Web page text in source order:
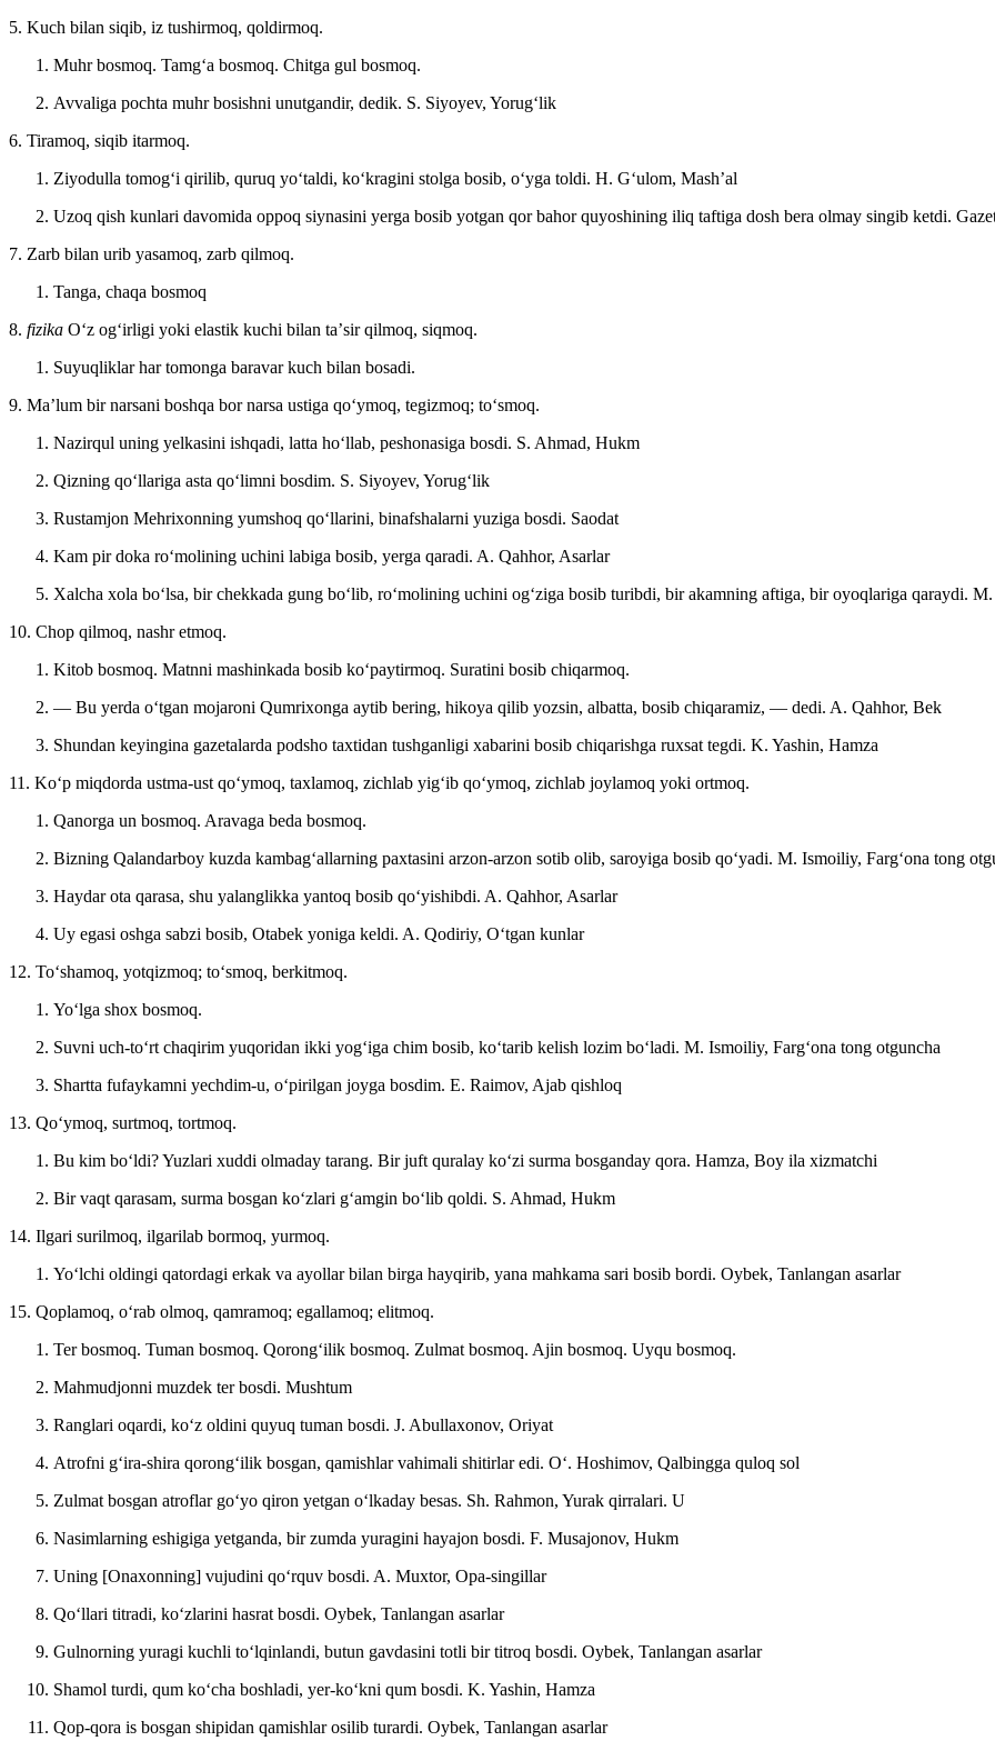
5. Kuch bilan siqib, iz tushirmoq, qoldirmoq.
Muhr bosmoq. Tamgʻa bosmoq. Chitga gul bosmoq.
Avvaliga pochta muhr bosishni unutgandir, dedik. S. Siyoyev, Yorugʻlik
6. Tiramoq, siqib itarmoq.
Ziyodulla tomogʻi qirilib, quruq yoʻtaldi, koʻkragini stolga bosib, oʻyga toldi. H. Gʻulom, Mashʼal
Uzoq qish kunlari davomida oppoq siynasini yerga bosib yotgan qor bahor quyoshining iliq taftiga dosh bera olmay singib ketdi.
7. Zarb bilan urib yasamoq, zarb qilmoq.
Tanga, chaqa bosmoq
8. fizika Oʻz ogʻirligi yoki elastik kuchi bilan taʼsir qilmoq, siqmoq.
Suyuqliklar har tomonga baravar kuch bilan bosadi.
9. Maʼlum bir narsani boshqa bor narsa ustiga qoʻymoq, tegizmoq; toʻsmoq.
Nazirqul uning yelkasini ishqadi, latta hoʻllab, peshonasiga bosdi. S. Ahmad, Hukm
Qizning qoʻllariga asta qoʻlimni bosdim. S. Siyoyev, Yorugʻlik
Rustamjon Mehrixonning yumshoq qoʻllarini, binafshalarni yuziga bosdi. Saodat
Kam pir doka roʻmolining uchini labiga bosib, yerga qaradi. A. Qahhor, Asarlar
Xalcha xola boʻlsa, bir chekkada gung boʻlib, roʻmolining uchini ogʻziga bosib turibdi, bir akamning aftiga, bir oyoqlariga qaraydi. M.
10. Chop qilmoq, nashr etmoq.
Kitob bosmoq. Matnni mashinkada bosib koʻpaytirmoq. Suratini bosib chiqarmoq.
— Bu yerda oʻtgan mojaroni Qumrixonga aytib bering, hikoya qilib yozsin, albatta, bosib chiqaramiz, — dedi. A. Qahhor, Bek
Shundan keyingina gazetalarda podsho taxtidan tushganligi xabarini bosib chiqarishga ruxsat tegdi. K. Yashin, Hamza
11. Koʻp miqdorda ustma-ust qoʻymoq, taxlamoq, zichlab yigʻib qoʻymoq, zichlab joylamoq yoki ortmoq.
Qanorga un bosmoq. Aravaga beda bosmoq.
Bizning Qalandarboy kuzda kambagʻallarning paxtasini arzon-arzon sotib olib, saroyiga bosib qoʻyadi. M. Ismoiliy, Fargʻona tong
Haydar ota qarasa, shu yalanglikka yantoq bosib qoʻyishibdi. A. Qahhor, Asarlar
Uy egasi oshga sabzi bosib, Otabek yoniga keldi. A. Qodiriy, Oʻtgan kunlar
12. Toʻshamoq, yotqizmoq; toʻsmoq, berkitmoq.
Yoʻlga shox bosmoq.
Suvni uch-toʻrt chaqirim yuqoridan ikki yogʻiga chim bosib, koʻtarib kelish lozim boʻladi. M. Ismoiliy, Fargʻona tong otguncha
Shartta fufaykamni yechdim-u, oʻpirilgan joyga bosdim. E. Raimov, Ajab qishloq
13. Qoʻymoq, surtmoq, tortmoq.
Bu kim boʻldi? Yuzlari xuddi olmaday tarang. Bir juft quralay koʻzi surma bosganday qora. Hamza, Boy ila xizmatchi
Bir vaqt qarasam, surma bosgan koʻzlari gʻamgin boʻlib qoldi. S. Ahmad, Hukm
14. Ilgari surilmoq, ilgarilab bormoq, yurmoq.
Yoʻlchi oldingi qatordagi erkak va ayollar bilan birga hayqirib, yana mahkama sari bosib bordi. Oybek, Tanlangan asarlar
15. Qoplamoq, oʻrab olmoq, qamramoq; egallamoq; elitmoq.
Ter bosmoq. Tuman bosmoq. Qorongʻilik bosmoq. Zulmat bosmoq. Ajin bosmoq. Uyqu bosmoq.
Mahmudjonni muzdek ter bosdi. Mushtum
Ranglari oqardi, koʻz oldini quyuq tuman bosdi. J. Abullaxonov, Oriyat
Atrofni gʻira-shira qorongʻilik bosgan, qamishlar vahimali shitirlar edi. Oʻ. Hoshimov, Qalbingga quloq sol
Zulmat bosgan atroflar goʻyo qiron yetgan oʻlkaday besas. Sh. Rahmon, Yurak qirralari. U
Nasimlarning eshigiga yetganda, bir zumda yuragini hayajon bosdi. F. Musajonov, Hukm
Uning [Onaxonning] vujudini qoʻrquv bosdi. A. Muxtor, Opa-singillar
Qoʻllari titradi, koʻzlarini hasrat bosdi. Oybek, Tanlangan asarlar
Gulnorning yuragi kuchli toʻlqinlandi, butun gavdasini totli bir titroq bosdi. Oybek, Tanlangan asarlar
Shamol turdi, qum koʻcha boshladi, yer-koʻkni qum bosdi. K. Yashin, Hamza
Qop-qora is bosgan shipidan qamishlar osilib turardi. Oybek, Tanlangan asarlar